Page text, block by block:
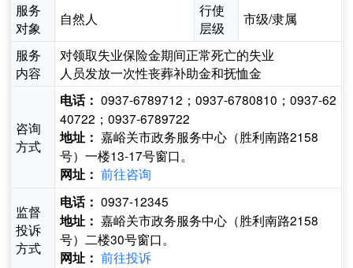
服务
对象
自然人
行使
层级
市级/隶属
服务
内容
对领取失业保险金期间正常死亡的失业
人员发放一次性丧葬补助金和抚恤金
咨询
方式
电话： 0937-6789712；0937-6780810；0937-62
40722；0937-6789722
地址： 嘉峪关市政务服务中心（胜利南路2158
号）一楼13-17号窗口。
网址： 前往咨询
监督
投诉
方式
电话： 0937-12345
地址： 嘉峪关市政务服务中心（胜利南路2158
号）二楼30号窗口。
网址： 前往投诉